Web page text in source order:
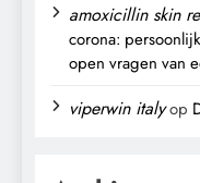
amoxicillin skin
corona:
open vragen van
viperwin italyop